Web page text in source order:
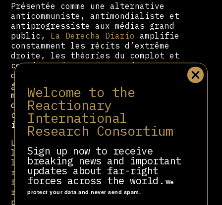
Welcome to the
Reactionary
International
Research Consortium
Sign up now to receive
breaking news and important
updates about far-right
forces across the world. We
protect your data and never send spam.
Présentée comme une alternative
anticommuniste, antimondialiste et
antiprogressiste aux médias grand
public, La Derecha Diario amplifie
constamment les récits d’extrême
droite, les théories du complot et
coordonne des campagnes de
désinformation ciblant les
gouvernements progressistes, les
mouvements féministes, les militants
des droits autochtones, les
communautés LGBTQ+ et les
institutions internationales.
Le média a joué un rôle central dans
la désinformation électorale et
l’agitation d’extrême droite dans la
région. Au Brésil, il a diffusé de
fausses déclarations sur les
résultats de l'élection
présidentielle de 2022 par